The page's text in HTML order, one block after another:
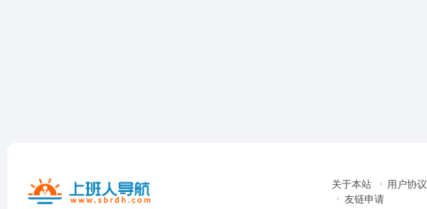
关于本站 用户协议
友链申请